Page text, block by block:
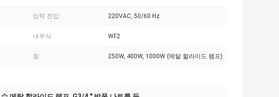
입력 전압: 220VAC, 50/60 Hz
내부식: WF2
힘: 250W, 400W, 1000W (메탈 할라이드 램프)